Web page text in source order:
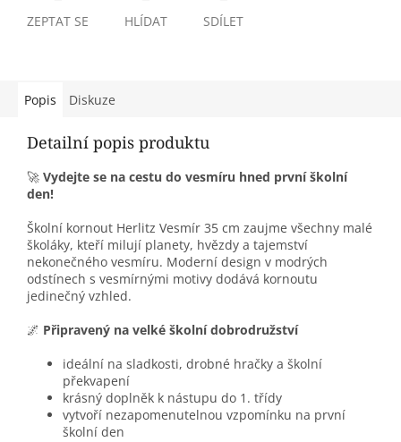
ZEPTAT SE HLÍDAT SDÍLET
Popis Diskuze
Detailní popis produktu
🚀 Vydejte se na cestu do vesmíru hned první školní
den!
Školní kornout Herlitz Vesmír 35 cm zaujme všechny malé
školáky, kteří milují planety, hvězdy a tajemství
nekonečného vesmíru. Moderní design v modrých
odstínech s vesmírnými motivy dodává kornoutu
jedinečný vzhled.
🌌 Připravený na velké školní dobrodružství
ideální na sladkosti, drobné hračky a školní
překvapení
krásný doplněk k nástupu do 1. třídy
vytvoří nezapomenutelnou vzpomínku na první
školní den